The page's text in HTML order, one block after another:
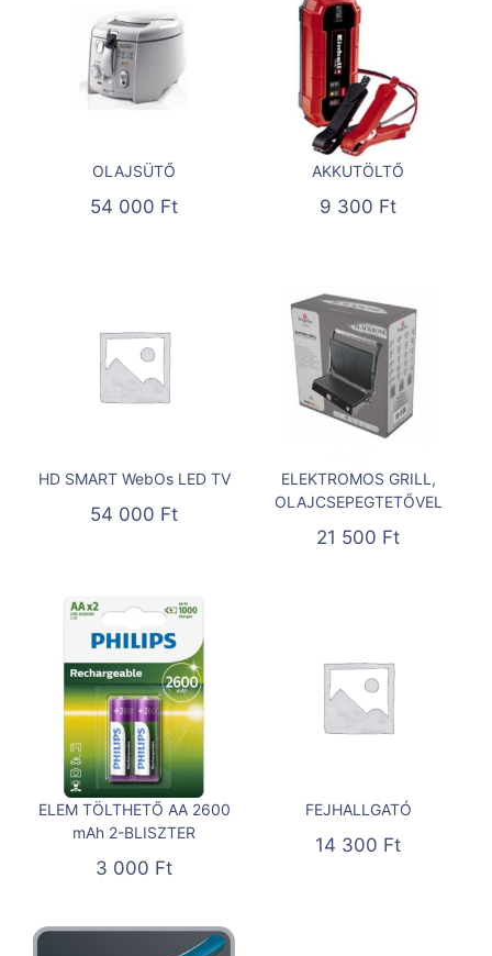
OLAJSÜTŐ
54 000 Ft
AKKUTÖLTŐ
9 300 Ft
HD SMART WebOs LED TV
54 000 Ft
ELEKTROMOS GRILL,
OLAJCSEPEGTETŐVEL
21 500 Ft
ELEM TÖLTHETŐ AA 2600
mAh 2-BLISZTER
3 000 Ft
FEJHALLGATÓ
14 300 Ft